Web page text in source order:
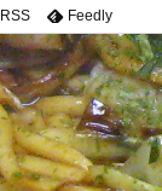
RSS Feedly